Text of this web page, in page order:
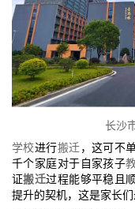
长沙
学校进行搬迁 ，这可不
千个家庭对于自家孩子
证搬迁过程能够平稳且
提升的契机，这是家长